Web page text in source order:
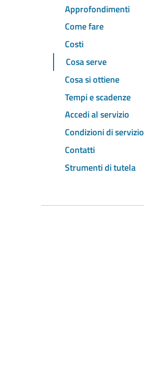
Approfondimenti
Come fare
Costi
Cosa serve
Cosa si ottiene
Tempi e scadenze
Accedi al servizio
Condizioni di servizio
Contatti
Strumenti di tutela